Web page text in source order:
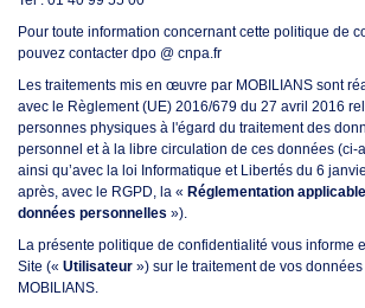
Pour toute information concernant cette politique de
pouvez contacter dpo @ cnpa.fr
Les traitements mis en œuvre par MOBILIANS sont
avec le Règlement (UE) 2016/679 du 27 avril 2016
personnes physiques à l'égard du traitement des
personnel et à la libre circulation de ces données (ci-
ainsi qu’avec la loi Informatique et Libertés du 6
après, avec le RGPD, la « Réglementation
données personnelles »).
La présente politique de confidentialité vous informe
Site (« Utilisateur ») sur le traitement de vos
MOBILIANS.